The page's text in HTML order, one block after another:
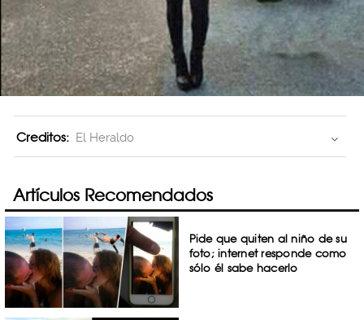
Creditos: El Heraldo
Artículos Recomendados
Pide que quiten al niño de su
foto; internet responde como
sólo él sabe hacerlo